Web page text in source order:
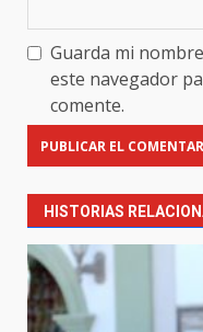
Guarda mi
este navegador
comente.
HISTORIAS